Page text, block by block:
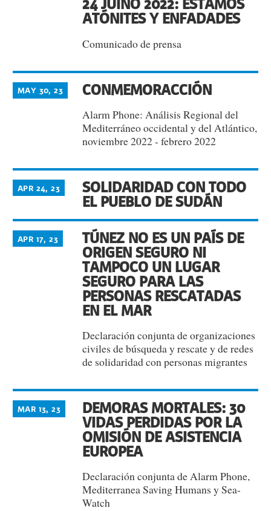
24 JUINO 2022: ESTAMOS
ATÓNITES Y ENFADADES
Comunicado de prensa
CONMEMORACCIÓN
MAY 30, 23
Alarm Phone: Análisis Regional del
Mediterráneo occidental y del Atlántico,
noviembre 2022 - febrero 2022
SOLIDARIDAD CON TODO
EL PUEBLO DE SUDÁN
APR 24, 23
TÚNEZ NO ES UN PAÍS DE
ORIGEN SEGURO NI
TAMPOCO UN LUGAR
SEGURO PARA LAS
PERSONAS RESCATADAS
EN EL MAR
APR 17, 23
Declaración conjunta de organizaciones
civiles de búsqueda y rescate y de redes
de solidaridad con personas migrantes
DEMORAS MORTALES: 30
VIDAS PERDIDAS POR LA
OMISIÓN DE ASISTENCIA
EUROPEA
MAR 13, 23
Declaración conjunta de Alarm Phone,
Mediterranea Saving Humans y Sea-
Watch